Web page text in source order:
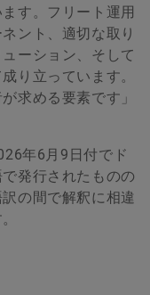
す。フリート運用
ント、適切な取り
ーション、そして
り立っています。
求める要素です」
年6月9日付でド
発行されたものの
の間で解釈に相違